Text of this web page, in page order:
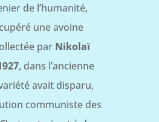
de l’humanité,
une avoine
par Nikolaï
, dans l’ancienne
avait disparu,
communiste des